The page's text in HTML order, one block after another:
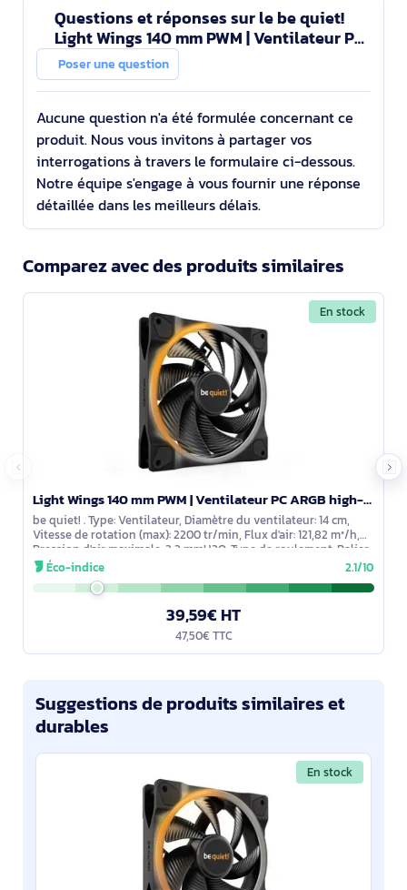
Questions et réponses sur le be quiet!
Light Wings 140 mm PWM | Ventilateur PC
ARGB
Poser une question
Aucune question n'a été formulée concernant ce
produit. Nous vous invitons à partager vos
interrogations à travers le formulaire ci-dessous.
Notre équipe s'engage à vous fournir une réponse
détaillée dans les meilleurs délais.
Comparez avec des produits similaires
En stock
Light Wings 140 mm PWM | Ventilateur PC ARGB high-speed - BL075
be quiet! . Type: Ventilateur, Diamètre du ventilateur: 14 cm,
Vitesse de rotation (max): 2200 tr/min, Flux d'air: 121,82 m³/h,
Pression d'air maximale: 2,3 mmH2O, Type de roulement: Palier
lisse.Éco-indice 2.1/10
39,59€ HT
47,50€ TTC
Suggestions de produits similaires et
durables
En stock